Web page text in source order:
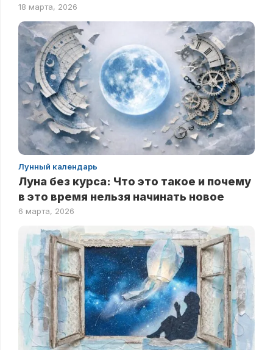
18 марта, 2026
Лунный календарь
Луна без курса: Что это такое и почему
в это время нельзя начинать новое
6 марта, 2026